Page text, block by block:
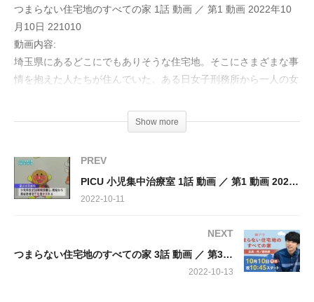
つまらない住宅地のすべての家 1話 動画 ／ 第1 動画 2022年10
月10日 221010
動画内容:
埼玉県にあるどこにでもありそうな住宅地。そこにさまざまな事
情を抱えた人たちが住んでいた。ある日女子刑務所から一人の女
衣、尾美としのり、中田喜子、吉行和子
Show more
PREV
PICU 小児集中治療室 1話 動画 ／ 第1 動画 2022年10月10日 221010
2022-10-11
NEXT
つまらない住宅地のすべての家 3話 動画 ／ 第3 動画 2022年10月12日 221012
2022-10-13